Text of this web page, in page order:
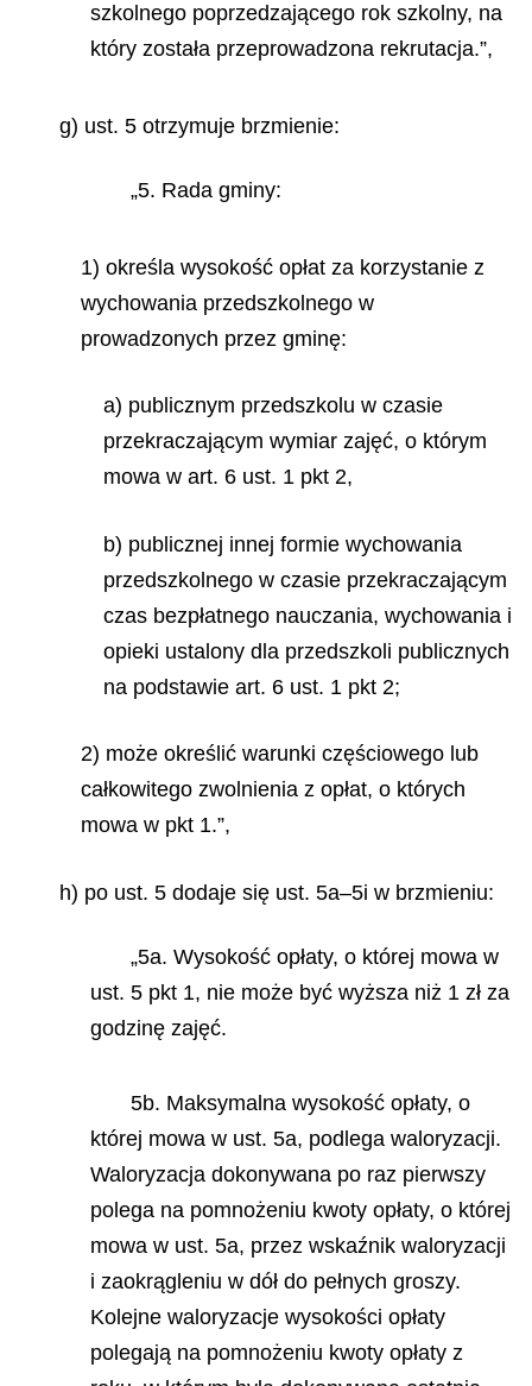
szkolnego poprzedzającego rok szkolny, na
który została przeprowadzona rekrutacja.”,
g) ust. 5 otrzymuje brzmienie:
„5. Rada gminy:
1) określa wysokość opłat za korzystanie z
wychowania przedszkolnego w
prowadzonych przez gminę:
a) publicznym przedszkolu w czasie
przekraczającym wymiar zajęć, o którym
mowa w art. 6 ust. 1 pkt 2,
b) publicznej innej formie wychowania
przedszkolnego w czasie przekraczającym
czas bezpłatnego nauczania, wychowania i
opieki ustalony dla przedszkoli publicznych
na podstawie art. 6 ust. 1 pkt 2;
2) może określić warunki częściowego lub
całkowitego zwolnienia z opłat, o których
mowa w pkt 1.”,
h) po ust. 5 dodaje się ust. 5a–5i w brzmieniu:
„5a. Wysokość opłaty, o której mowa w
ust. 5 pkt 1, nie może być wyższa niż 1 zł za
godzinę zajęć.
5b. Maksymalna wysokość opłaty, o
której mowa w ust. 5a, podlega waloryzacji.
Waloryzacja dokonywana po raz pierwszy
polega na pomnożeniu kwoty opłaty, o której
mowa w ust. 5a, przez wskaźnik waloryzacji
i zaokrągleniu w dół do pełnych groszy.
Kolejne waloryzacje wysokości opłaty
polegają na pomnożeniu kwoty opłaty z